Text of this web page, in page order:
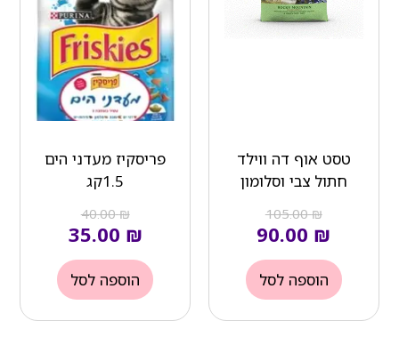
טסט אוף דה ווילד
חתול צבי וסלומון
₪
105.00
₪
הוספה לסל
פריסקיז מעדני הים
1.5קג
₪
40.00
₪
הוספה לסל